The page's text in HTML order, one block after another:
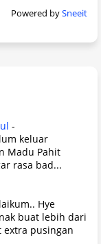
Powered bySneeit
-
keluar
Madu Pahit
rasa bad...
Hye
buat lebih dari
extra pusingan